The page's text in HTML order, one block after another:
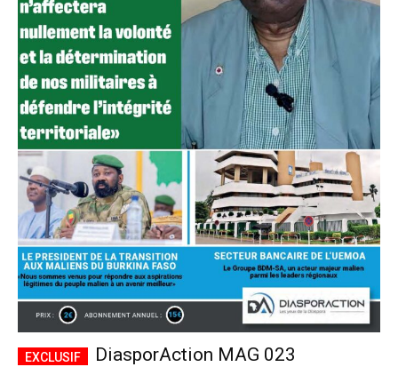
DiasporAction MAG 023